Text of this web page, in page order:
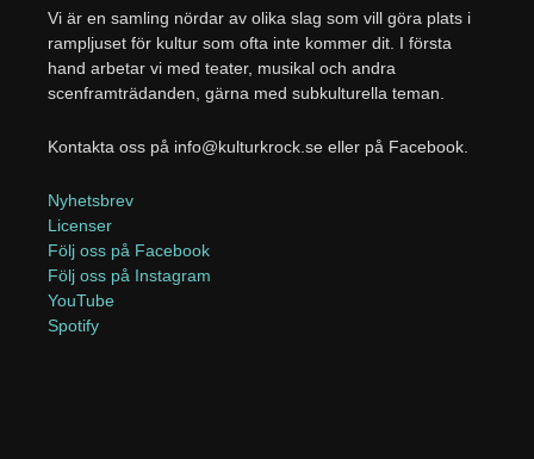
Vi är en samling nördar av olika slag som vill göra plats i
rampljuset för kultur som ofta inte kommer dit. I första
hand arbetar vi med teater, musikal och andra
scenframträdanden, gärna med subkulturella teman.
Kontakta oss på info@kulturkrock.se eller på Facebook.
Nyhetsbrev
Licenser
Följ oss på Facebook
Följ oss på Instagram
YouTube
Spotify